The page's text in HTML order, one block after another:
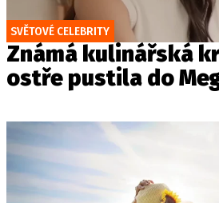
SVĚTOVÉ CELEBRITY
Známá kulinářská
ostře pustila do